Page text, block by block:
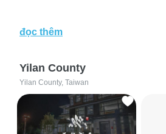
đọc thêm
Yilan County
Yilan County, Taiwan